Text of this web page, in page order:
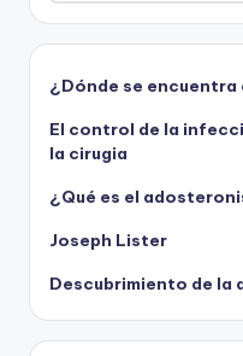
¿Dónde se encuentra
El control de la
la cirugia
¿Qué es el
Joseph Lister
Descubrimiento de la